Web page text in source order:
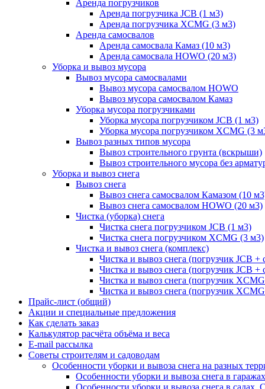
Аренда погрузчиков
Аренда погрузчика JCB (1 м3)
Аренда погрузчика XCMG (3 м3)
Аренда самосвалов
Аренда самосвала Камаз (10 м3)
Аренда самосвала HOWO (20 м3)
Уборка и вывоз мусора
Вывоз мусора самосвалами
Вывоз мусора самосвалом HOWO
Вывоз мусора самосвалом Камаз
Уборка мусора погрузчиками
Уборка мусора погрузчиком JCB (1 м3)
Уборка мусора погрузчиком XCMG (3
Вывоз разных типов мусора
Вывоз строительного грунта (вскрыши)
Вывоз строительного мусора без
Уборка и вывоз снега
Вывоз снега
Вывоз снега самосвалом Камазом (10
Вывоз снега самосвалом HOWO (20 м3)
Чистка (уборка) снега
Чистка снега погрузчиком JCB (1 м3)
Чистка снега погрузчиком XCMG (3 м3)
Чистка и вывоз снега (комплекс)
Чистка и вывоз снега (погрузчик JCB +
Чистка и вывоз снега (погрузчик JCB +
Чистка и вывоз снега (погрузчик
Чистка и вывоз снега (погрузчик
Прайс-лист (общий)
Акции и специальные предложения
Как сделать заказ
Калькулятор расчёта объёма и веса
E-mail рассылка
Советы строителям и садоводам
Особенности уборки и вывоза снега на разных
Особенности уборки и вывоза снега в
Особенности уборки и вывоза снега в садах,